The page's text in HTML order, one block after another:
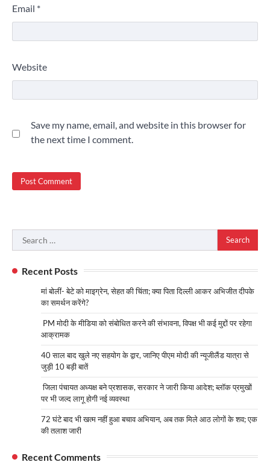
Email *
Website
Save my name, email, and website in this browser for
the next time I comment.
Search
for:
Recent Posts
मां बोलीं- बेटे को माइग्रेन, सेहत की चिंता; क्या पिता दिल्ली आकर अभिजीत दीपके
का समर्थन करेंगे?
PM मोदी के मीडिया को संबोधित करने की संभावना, विपक्ष भी कई मुद्दों पर रहेगा
आक्रामक
40 साल बाद खुले नए सहयोग के द्वार, जानिए पीएम मोदी की न्यूजीलैंड यात्रा से
जुड़ी 10 बड़ी बातें
जिला पंचायत अध्यक्ष बने प्रशासक, सरकार ने जारी किया आदेश; ब्लॉक प्रमुखों
पर भी जल्द लागू होगी नई व्यवस्था
72 घंटे बाद भी खत्म नहीं हुआ बचाव अभियान, अब तक मिले आठ लोगों के शव; एक
की तलाश जारी
Recent Comments